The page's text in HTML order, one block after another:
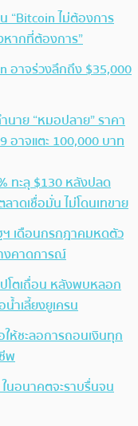
“Bitcoin ไม่ต้องการ
หากที่ต้องการ”
อาจร่วงลึกถึง $35,000
าย “หมอปลาย” ราคา
อาจแตะ 100,000 บาท
ทะลุ $130 หลังปลด
ดเชื่อมั่น ไม่โดนเทขาย
ฯ เดือนกรกฎาคมหดตัว
งคาดการณ์
โตเถื่อน หลังพบหลอก
น้ำเลี้ยงยูเครน
ห้ชะลอการถอนเงินทุก
พ
นอนาคตจะราบรื่นจน